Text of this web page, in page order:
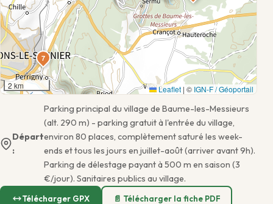
7
2 km Leaflet | © IGN-F / Géoportail
Départ
:
Parking principal du village de Baume-les-Messieurs
(alt. 290 m) - parking gratuit à l'entrée du village,
environ 80 places, complètement saturé les week-
ends et tous les jours en juillet-août (arriver avant 9h).
Parking de délestage payant à 500 m en saison (3
€/jour). Sanitaires publics au village.
Télécharger GPX 📄 Télécharger la fiche PDF